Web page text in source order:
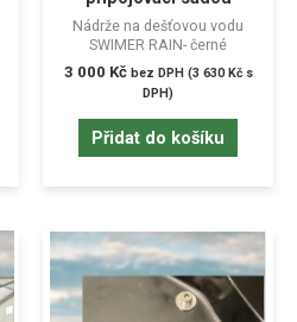
Nádrže na dešťovou vodu
SWIMER RAIN- černé
3 000 Kč bez DPH (3 630Kčs
DPH)
Přidat do košíku